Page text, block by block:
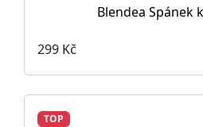
Blendea Spánek
299 Kč
TOP